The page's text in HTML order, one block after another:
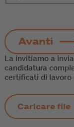
Avanti
La invitiamo a
candidatura
certificati di lavoro